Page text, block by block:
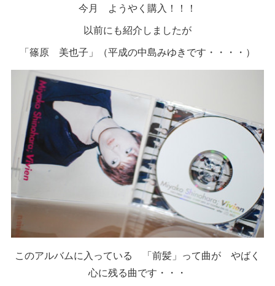
今月 ようやく購入！！！
以前にも紹介しましたが
「篠原 美也子」（平成の中島みゆきです・・・・）
このアルバムに入っている 「前髪」って曲が やばく
心に残る曲です・・・